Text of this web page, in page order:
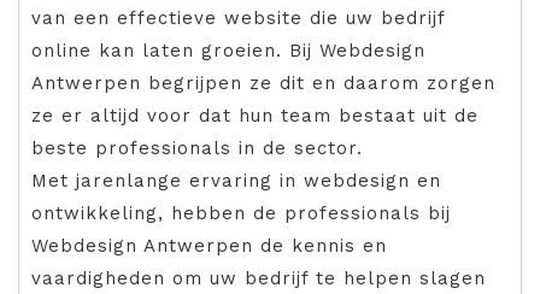
van een effectieve website die uw bedrijf
online kan laten groeien. Bij Webdesign
Antwerpen begrijpen ze dit en daarom zorgen
ze er altijd voor dat hun team bestaat uit de
beste professionals in de sector.
Met jarenlange ervaring in webdesign en
ontwikkeling, hebben de professionals bij
Webdesign Antwerpen de kennis en
vaardigheden om uw bedrijf te helpen slagen